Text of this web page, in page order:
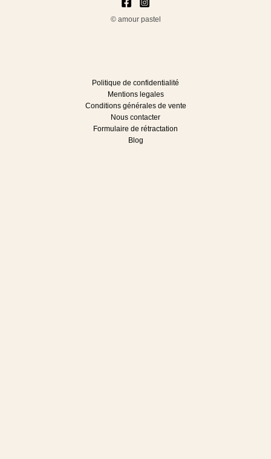
© amour pastel
Politique de confidentialité
Mentions legales
Conditions générales de vente
Nous contacter
Formulaire de rétractation
Blog